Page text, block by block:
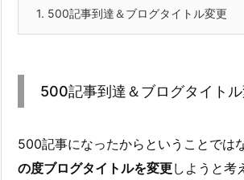
1. 500記事到達＆ブログタイトル変更
500記事到達＆ブログタイト
500記事になったからということでは
の度ブログタイトルを変更しようと考